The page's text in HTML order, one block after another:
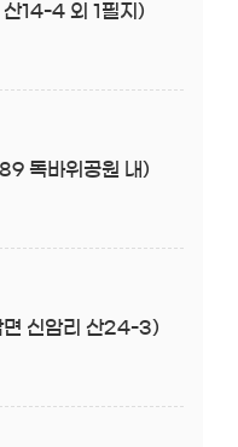
산14-4 외 1필지)
독바위공원 내)
면 신암리 산24-3)